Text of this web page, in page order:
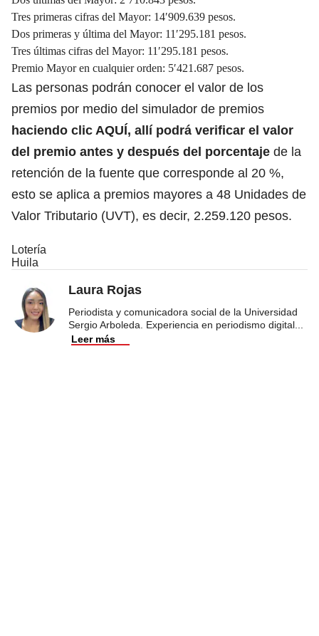
Tres primeras cifras del Mayor: 14′909.639 pesos.
Dos primeras y última del Mayor: 11′295.181 pesos.
Tres últimas cifras del Mayor: 11′295.181 pesos.
Premio Mayor en cualquier orden: 5′421.687 pesos.
Las personas podrán conocer el valor de los
premios por medio del simulador de premios
haciendo clic AQUÍ, allí podrá verificar el valor
del premio antes y después del porcentaje de la
retención de la fuente que corresponde al 20 %,
esto se aplica a premios mayores a 48 Unidades de
Valor Tributario (UVT), es decir, 2.259.120 pesos.
Lotería
Huila
Laura Rojas
Periodista y comunicadora social de la Universidad
Sergio Arboleda. Experiencia en periodismo digital
Leer más